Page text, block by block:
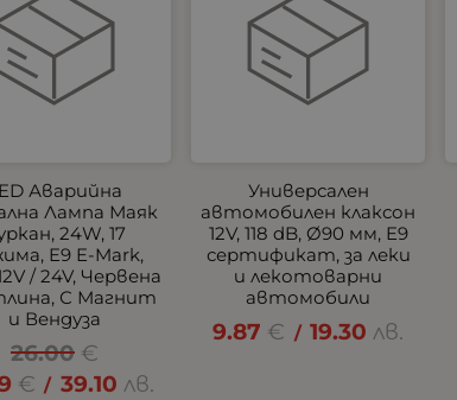
Аварийна
Лампа Маяк
24W, 17
E9 E-Mark,
/ 24V, Червена
С Магнит
и Вендуза
26.00 €
€ / 39.10 лв.
Универсален
автомобилен клаксон
12V, 118 dB, Ø90 мм, E9
сертификат, за леки
и лекотоварни
автомобили
9.87 € / 19.30 лв.